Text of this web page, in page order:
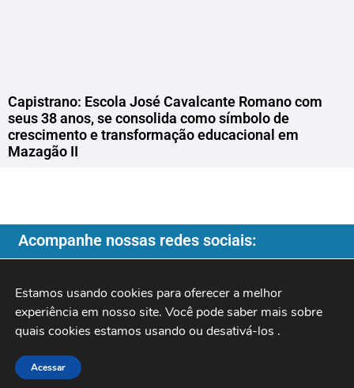
Capistrano: Escola José Cavalcante Romano com
seus 38 anos, se consolida como símbolo de
crescimento e transformação educacional em
Mazagão II
Acompanhe nossas redes sociais:
Copyright ©️ 2026 | Programa do Rochinha |
Estamos usando cookies para oferecer a melhor
experiência em nosso site. Você pode saber mais sobre
quais cookies estamos usando ou desativá-los .
Acessar